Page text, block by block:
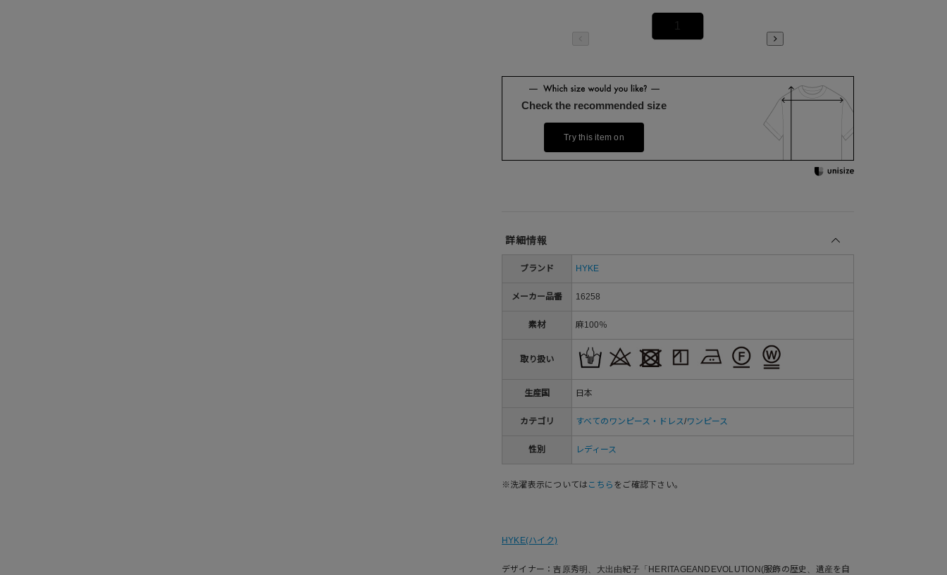
Check the recommended size
Try this item on
詳細情報
ブランド HYKE
メーカー品番 16258
素材 麻100％
取り扱い
生産国 日本
カテゴリ すべてのワンピース・ドレス/ワンピース
性別 レディース
※洗濯表示については こちら をご確認下さい。
HYKE(ハイク)
デザイナー：吉原秀明、大出由紀子「HERITAGEANDEVOLUTION(服飾の歴史、遺産を自